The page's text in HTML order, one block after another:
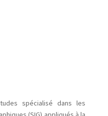
spécialisé dans les